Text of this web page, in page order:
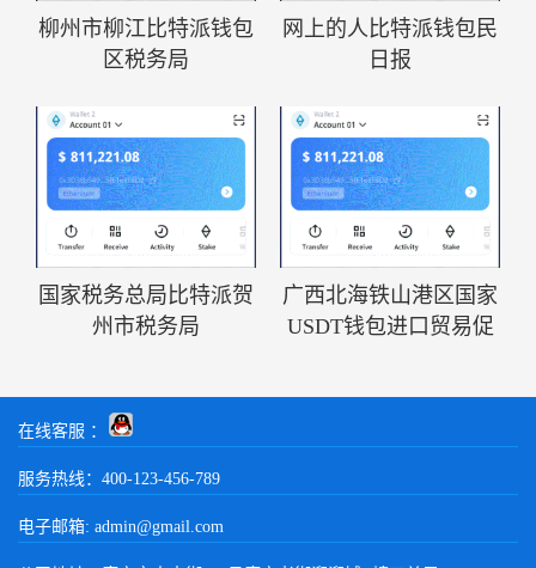
柳州市柳江比特派钱包
区税务局
网上的人比特派钱包民
日报
国家税务总局比特派贺
州市税务局
广西北海铁山港区国家
USDT钱包进口贸易促
在线客服 ：
服务热线：400-123-456-789
电子邮箱: admin@gmail.com